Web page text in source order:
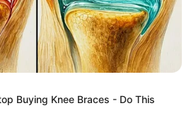
By The Way She Portrayed
Buying Knee Braces - Do This